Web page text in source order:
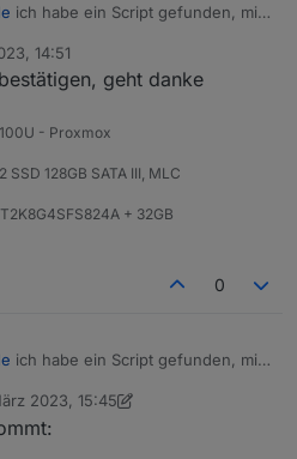
ich habe ein Script gefunden, mit
wieder Werte!
mmiller7/ecoflow-
main/cloud-
14:51
geht danke
- Proxmox
128GB SATA III, MLC
+ 32GB
0
ich habe ein Script gefunden, mit
wieder Werte!
mmiller7/ecoflow-
main/cloud-
2023, 15:45
Loxoner86